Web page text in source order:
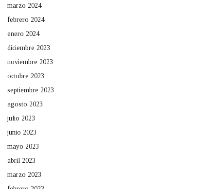
marzo 2024
febrero 2024
enero 2024
diciembre 2023
noviembre 2023
octubre 2023
septiembre 2023
agosto 2023
julio 2023
junio 2023
mayo 2023
abril 2023
marzo 2023